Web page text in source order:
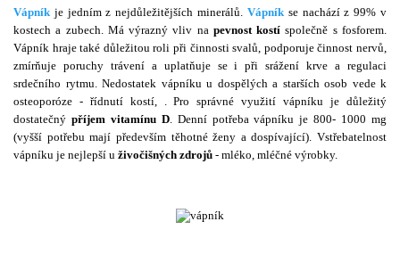
Vápník je jedním z nejdůležitějších minerálů. Vápníkse nachází z 99% v
kostech a zubech. Má výrazný vliv na pevnost kostí společně s fosforem.
Vápník hraje také důležitou roli při činnosti svalů, podporuje činnost nervů,
zmírňuje poruchy trávení a uplatňuje se i při srážení krve a regulaci
srdečního rytmu. Nedostatek vápníku u dospělých a starších osob vede k
osteoporóze - řídnutí kostí, . Pro správné využití vápníku je důležitý
dostatečný příjem vitamínu D. Denní potřeba vápníku je 800- 1000 mg
(vyšší potřebu mají především těhotné ženy a dospívající). Vstřebatelnost
vápníku je nejlepší u živočišných zdrojů - mléko, mléčné výrobky.